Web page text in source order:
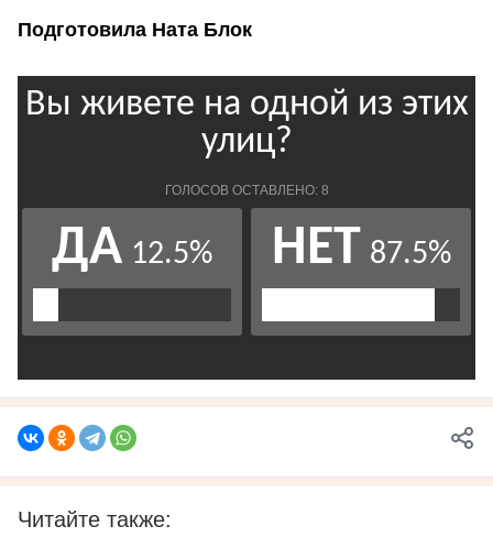
Подготовила Ната Блок
Читайте также: